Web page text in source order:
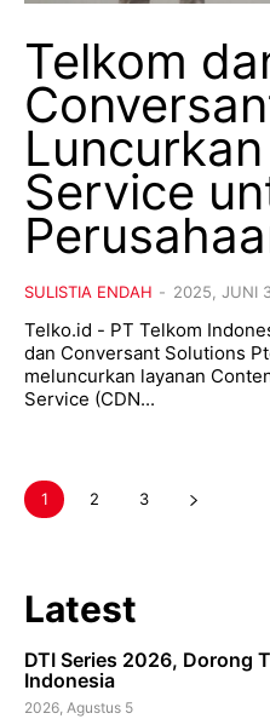
Telkom
Service
SULISTIA ENDAH - 2025, JUNI
Telko.id - PT Telkom
dan Conversant Solutions
meluncurkan layanan
Service (CDN...
1 2 3
Latest
DTI Series 2026, Dorong
Indonesia
2026, Agustus 5